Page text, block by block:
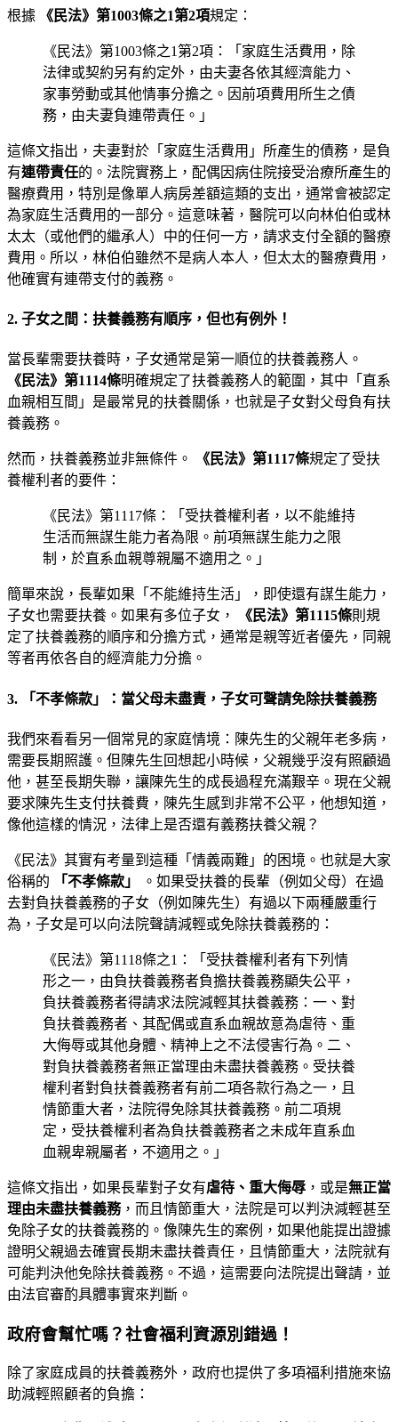
根據 《民法》第1003條之1第2項規定：
《民法》第1003條之1第2項：「家庭生活費用，除
法律或契約另有約定外，由夫妻各依其經濟能力、
家事勞動或其他情事分擔之。因前項費用所生之債
務，由夫妻負連帶責任。」
這條文指出，夫妻對於「家庭生活費用」所產生的債務，是負
有連帶責任的。法院實務上，配偶因病住院接受治療所產生的
醫療費用，特別是像單人病房差額這類的支出，通常會被認定
為家庭生活費用的一部分。這意味著，醫院可以向林伯伯或林
太太（或他們的繼承人）中的任何一方，請求支付全額的醫療
費用。所以，林伯伯雖然不是病人本人，但太太的醫療費用，
他確實有連帶支付的義務。
2. 子女之間：扶養義務有順序，但也有例外！
當長輩需要扶養時，子女通常是第一順位的扶養義務人。
《民法》第1114條明確規定了扶養義務人的範圍，其中「直系
血親相互間」是最常見的扶養關係，也就是子女對父母負有扶
養義務。
然而，扶養義務並非無條件。 《民法》第1117條規定了受扶
養權利者的要件：
《民法》第1117條：「受扶養權利者，以不能維持
生活而無謀生能力者為限。前項無謀生能力之限
制，於直系血親尊親屬不適用之。」
簡單來說，長輩如果「不能維持生活」，即使還有謀生能力，
子女也需要扶養。如果有多位子女，
《民法》第1115條則規
定了扶養義務的順序和分擔方式，通常是親等近者優先，同親
等者再依各自的經濟能力分擔。
3. 「不孝條款」：當父母未盡責，子女可聲請免除扶養義務
我們來看看另一個常見的家庭情境：陳先生的父親年老多病，
需要長期照護。但陳先生回想起小時候，父親幾乎沒有照顧過
他，甚至長期失聯，讓陳先生的成長過程充滿艱辛。現在父親
要求陳先生支付扶養費，陳先生感到非常不公平，他想知道，
像他這樣的情況，法律上是否還有義務扶養父親？
《民法》其實有考量到這種「情義兩難」的困境。也就是大家
俗稱的
「不孝條款」
。如果受扶養的長輩（例如父母）在過
去對負扶養義務的子女（例如陳先生）有過以下兩種嚴重行
為，子女是可以向法院聲請減輕或免除扶養義務的：
《民法》第1118條之1：「受扶養權利者有下列情
形之一，由負扶養義務者負擔扶養義務顯失公平，
負扶養義務者得請求法院減輕其扶養義務：一、對
負扶養義務者、其配偶或直系血親故意為虐待、重
大侮辱或其他身體、精神上之不法侵害行為。二、
對負扶養義務者無正當理由未盡扶養義務。受扶養
權利者對負扶養義務者有前二項各款行為之一，且
情節重大者，法院得免除其扶養義務。前二項規
定，受扶養權利者為負扶養義務者之未成年直系血
血親卑親屬者，不適用之。」
這條文指出，如果長輩對子女有虐待、重大侮辱 ，或是無正當
理由未盡扶養義務，而且情節重大，法院是可以判決減輕甚至
免除子女的扶養義務的。像陳先生的案例，如果他能提出證據
證明父親過去確實長期未盡扶養責任，且情節重大，法院就有
可能判決他免除扶養義務。不過，這需要向法院提出聲請，並
由法官審酌具體事實來判斷。
政府會幫忙嗎？社會福利資源別錯過！
除了家庭成員的扶養義務外，政府也提供了多項福利措施來協
助減輕照顧者的負擔：